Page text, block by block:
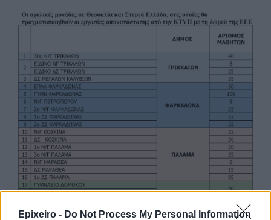
Epixeiro - Do Not Process My Personal Information